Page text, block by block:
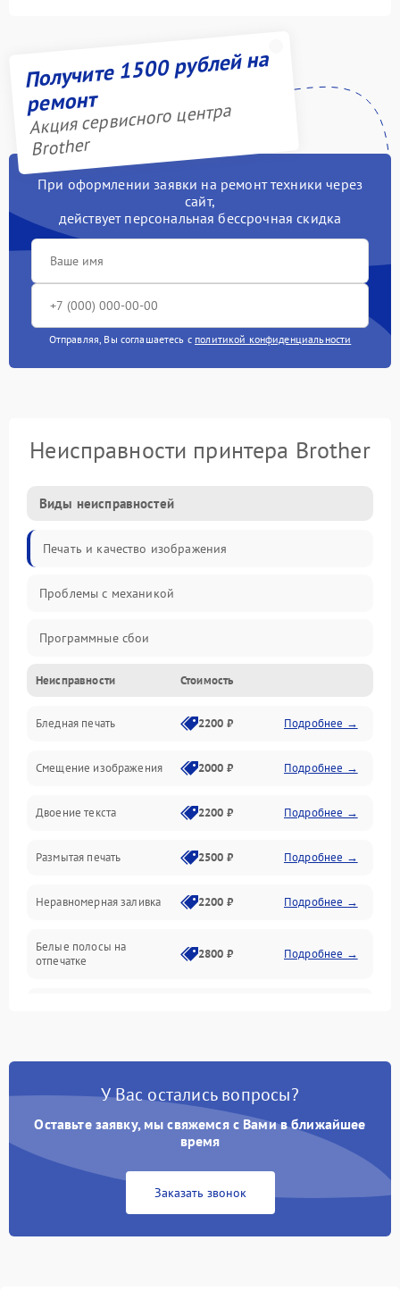
Получите 1500 рублей на
ремонт
Акция сервисного центра
Brother
При оформлении заявки на ремонт техники через
сайт,
действует персональная бессрочная скидка
Отправляя, Вы соглашаетесь с политикой конфиденциальности
Неисправности принтера Brother
Виды неисправностей
Печать и качество изображения
Проблемы с механикой
Программные сбои
Программные ошибки
Картриджи и расходники
Механика и узлы
Подключение и интерфейсы
Панель управления и индикация
Режим работы
Питание и запуск
Неисправности Стоимость
Бледная печать 2200 ₽ Подробнее →
Смещение изображения 2000 ₽ Подробнее →
Двоение текста 2200 ₽ Подробнее →
Размытая печать 2500 ₽ Подробнее →
Неравномерная заливка 2200 ₽ Подробнее →
Белые полосы на
отпечатке
2800 ₽ Подробнее →
У Вас остались вопросы?
Оставьте заявку, мы свяжемся с Вами в ближайшее
время
Заказать звонок